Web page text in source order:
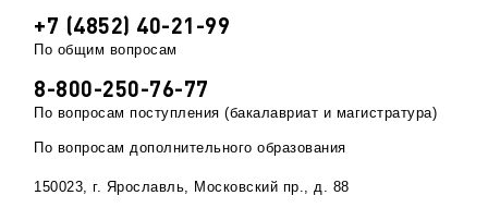
+7 (4852) 40-21-99
По общим вопросам
8-800-250-76-77
По вопросам поступления (бакалавриат и магистратура)
По вопросам дополнительного образования
150023, г. Ярославль, Московский пр., д. 88